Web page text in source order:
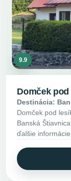
9.9
Domček
Destinácia:
Domček pod
Banská
ďalšie informácie.